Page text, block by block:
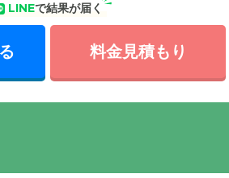
LINEで結果が届く
料金見積もり